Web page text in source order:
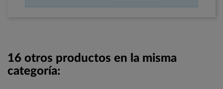
16 otros productos en la misma
categoría: